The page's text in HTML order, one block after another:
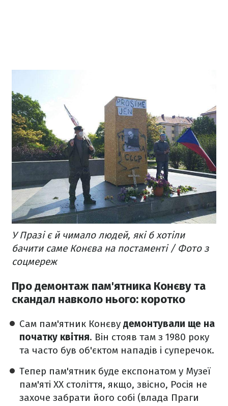
У Празі є й чимало людей, які б хотіли
бачити саме Конєва на постаменті / Фото з
соцмереж
Про демонтаж пам'ятника Конєву та
скандал навколо нього: коротко
Сам пам'ятник Конєву демонтували ще на
початку квітня. Він стояв там з 1980 року
та часто був об'єктом нападів і суперечок.
Тепер пам'ятник буде експонатом у Музеї
пам'яті XX століття, якщо, звісно, Росія не
захоче забрати його собі (влада Праги